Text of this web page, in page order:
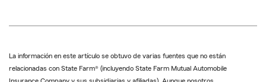
La información en este artículo se obtuvo de varias fuentes que no están
relacionadas con State Farm® (incluyendo State Farm Mutual Automobile
Insurance Company y sus subsidiarias y afiliadas). Aunque nosotros